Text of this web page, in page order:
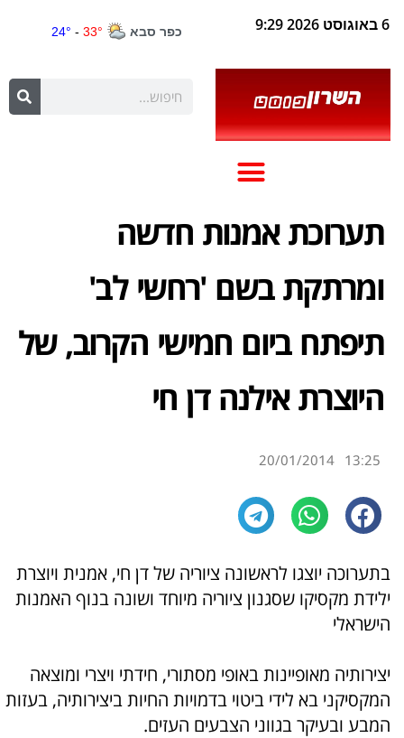
6 באוגוסט 2026 9:29
תערוכת אמנות חדשה
ומרתקת בשם 'רחשי לב'
תיפתח ביום חמישי הקרוב, של
היוצרת אילנה דן חי
13:25
20/01/2014
בתערוכה יוצגו לראשונה ציוריה של דן חי, אמנית ויוצרת
ילידת מקסיקו שסגנון ציוריה מיוחד ושונה בנוף האמנות
הישראלי
יצירותיה מאופיינות באופי מסתורי, חידתי ויצרי ומוצאה
המקסיקני בא לידי ביטוי בדמויות החיות ביצירותיה, בעזות
המבע ובעיקר בגווני הצבעים העזים.